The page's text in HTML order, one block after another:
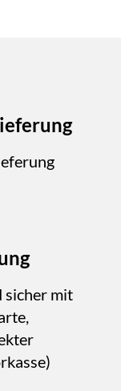
sicher mit